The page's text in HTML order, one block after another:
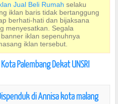
Jual Beli Rumah selaku
iklan baris tidak bertanggung
berhati-hati dan bijaksana
menyesatkan. Segala
iklan sepenuhnya
iklan tersebut.
Palembang Dekat UNSRI
di Annisa kota malang